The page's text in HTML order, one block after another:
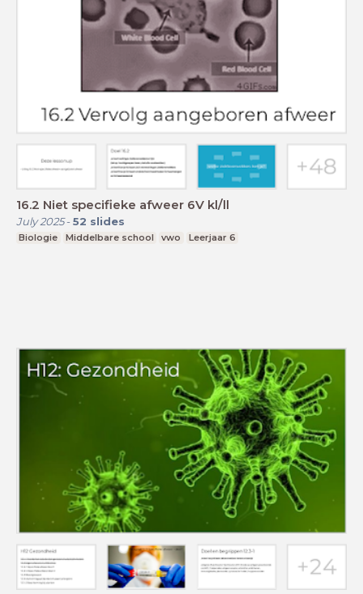
16.2 Niet specifieke afweer 6V kl/ll
July 2025- 52 slides
Biologie Middelbare school vwo Leerjaar 6